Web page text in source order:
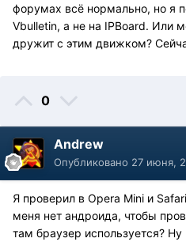
форумах всё нормально, но я
Vbulletin, а не на IPBoard. Или
дружит с этим движком?
0
Andrew
Опубликовано 27 июня,
Я проверил в Opera Mini и
меня нет андроида, чтобы
там браузер используется?